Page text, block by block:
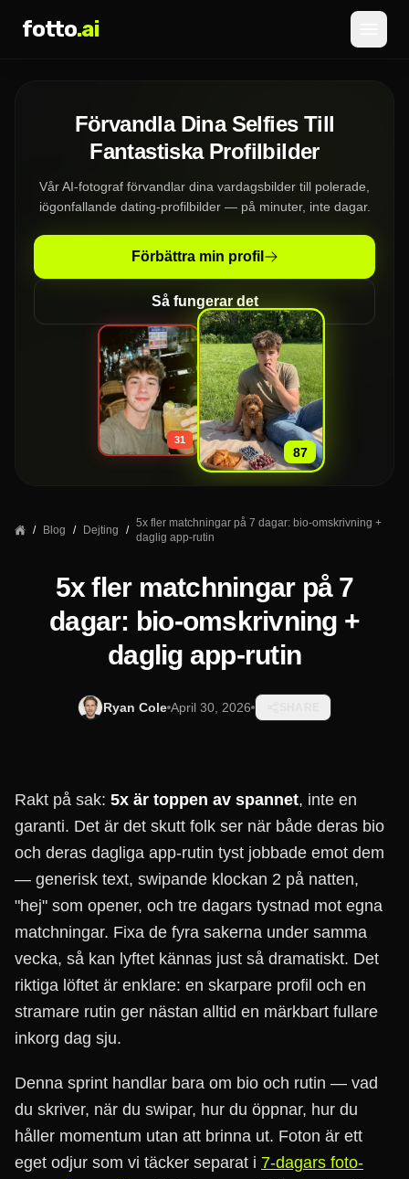
fotto.ai
LOGGA IN REGISTRERA DIG
Förvandla Dina Selfies Till
Fantastiska Profilbilder
Vår AI-fotograf förvandlar dina vardagsbilder till polerade,
iögonfallande dating-profilbilder — på minuter, inte dagar.
Förbättra min profil
Så fungerar det
31
»
87
/ Blog / Dejting /
5x fler matchningar på 7 dagar: bio-omskrivning +
daglig app-rutin
5x fler matchningar på 7
dagar: bio-omskrivning +
daglig app-rutin
Ryan Cole April 30, 2026
Rakt på sak: 5x är toppen av spannet, inte en
garanti. Det är det skutt folk ser när både deras bio
och deras dagliga app-rutin tyst jobbade emot dem
— generisk text, swipande klockan 2 på natten,
"hej" som opener, och tre dagars tystnad mot egna
matchningar. Fixa de fyra sakerna under samma
vecka, så kan lyftet kännas just så dramatiskt. Det
riktiga löftet är enklare: en skarpare profil och en
stramare rutin ger nästan alltid en märkbart fullare
inkorg dag sju.
Denna sprint handlar bara om bio och rutin — vad
du skriver, när du swipar, hur du öppnar, hur du
håller momentum utan att brinna ut. Foton är ett
eget odjur som vi täcker separat i 7-dagars foto-